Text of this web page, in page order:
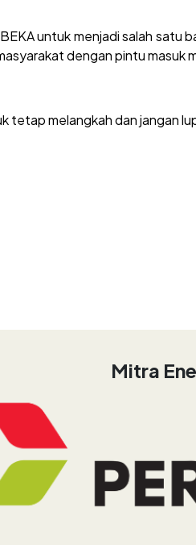
untuk menjadi salah satu
dengan pintu masuk
tetap melangkah dan jangan
Mitra